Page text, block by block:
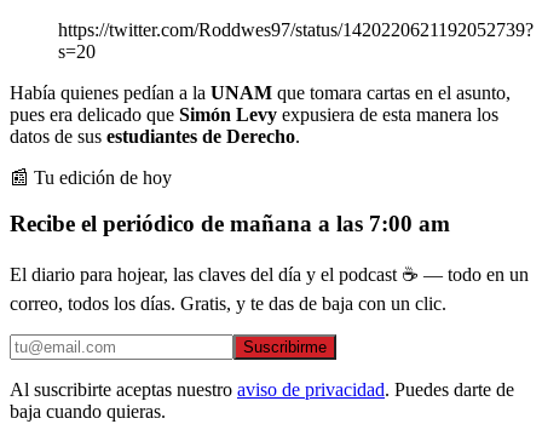
https://twitter.com/Roddwes97/status/1420220621192052739?
s=20
Había quienes pedían a la UNAM que tomara cartas en el asunto,
pues era delicado que Simón Levy expusiera de esta manera los
datos de sus estudiantes de Derecho.
📰 Tu edición de hoy
Recibe el periódico de mañana a las 7:00 am
El diario para hojear, las claves del día y el podcast ☕ — todo en un
correo, todos los días. Gratis, y te das de baja con un clic.
Suscribirme
Al suscribirte aceptas nuestro aviso de privacidad. Puedes darte de
baja cuando quieras.